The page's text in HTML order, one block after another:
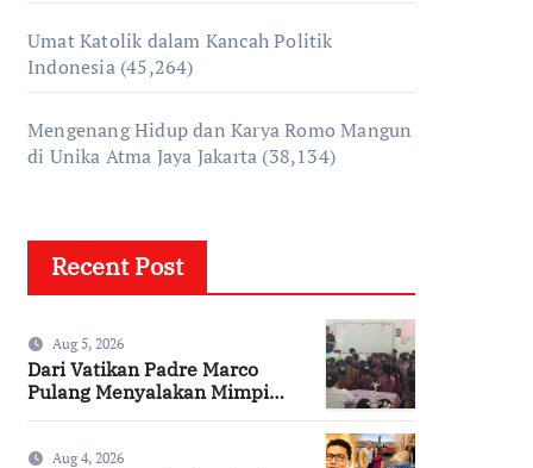
Umat Katolik dalam Kancah Politik
Indonesia (45,264)
Mengenang Hidup dan Karya Romo Mangun
di Unika Atma Jaya Jakarta (38,134)
Recent Post
Aug 5, 2026
Dari Vatikan Padre Marco
Pulang Menyalakan Mimpi
Aug 4, 2026